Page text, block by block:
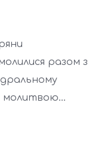
разом з
молитвою...